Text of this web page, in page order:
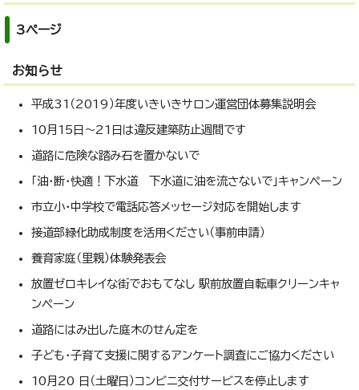
3ページ
お知らせ
平成31（2019）年度いきいきサロン運営団体募集説明会
10月15日～21日は違反建築防止週間です
道路に危険な踏み石を置かないで
「油・断・快適！下水道 下水道に油を流さないで」キャンペーン
市立小・中学校で電話応答メッセージ対応を開始します
接道部緑化助成制度を活用ください（事前申請）
養育家庭（里親）体験発表会
放置ゼロキレイな街でおもてなし 駅前放置自転車クリーンキャ
ンペーン
道路にはみ出した庭木のせん定を
子ども・子育て支援に関するアンケート調査にご協力ください
10月20 日（土曜日）コンビニ交付サービスを停止します